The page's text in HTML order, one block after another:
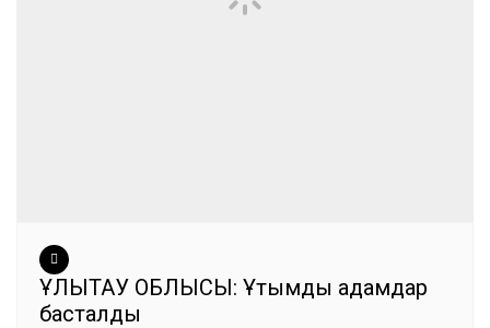
ҰЛЫТАУ ОБЛЫСЫ: Ұтымды қадамдар
басталды